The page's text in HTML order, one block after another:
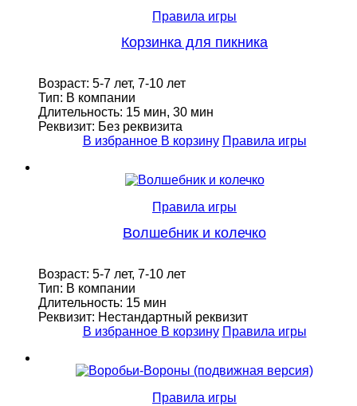
Правила игры
Корзинка для пикника
Возраст: 5-7 лет, 7-10 лет
Тип: В компании
Длительность: 15 мин, 30 мин
Реквизит: Без реквизита
В избранное В корзину Правила игры
Правила игры
Волшебник и колечко
Возраст: 5-7 лет, 7-10 лет
Тип: В компании
Длительность: 15 мин
Реквизит: Нестандартный реквизит
В избранное В корзину Правила игры
Правила игры